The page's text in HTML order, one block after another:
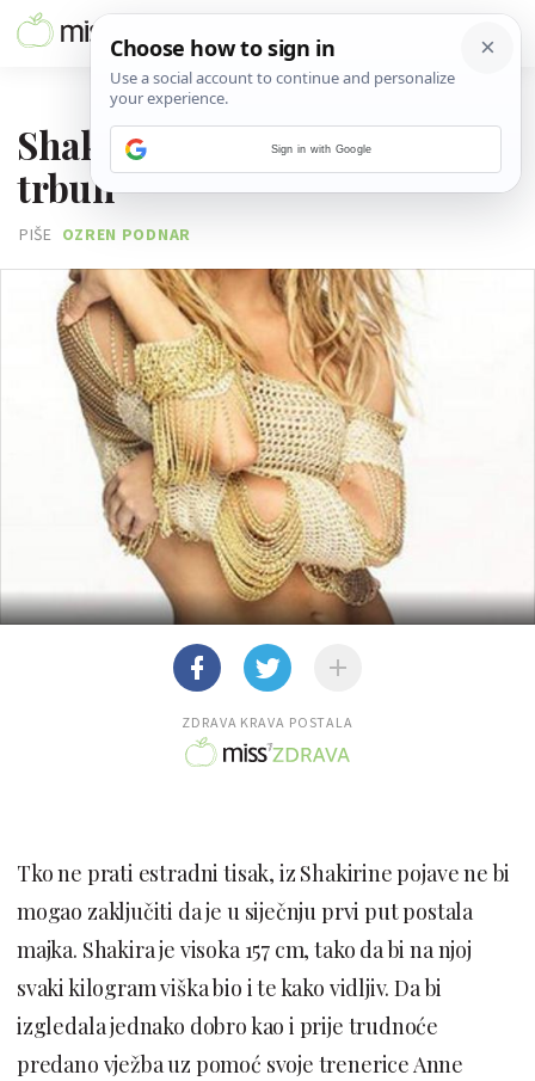
Shakirine metode za ravan
trbuh
PIŠE OZREN PODNAR
ZDRAVA KRAVA POSTALA
Tko ne prati estradni tisak, iz Shakirine pojave ne bi
mogao zaključiti da je u siječnju prvi put postala
majka. Shakira je visoka 157 cm, tako da bi na njoj
svaki kilogram viška bio i te kako vidljiv. Da bi
izgledala jednako dobro kao i prije trudnoće
predano vježba uz pomoć svoje trenerice Anne
Sign in with Google